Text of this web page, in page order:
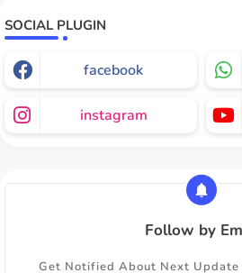
SOCIAL PLUGIN
facebook
instagram
Follow by
Get Notified About Next Update